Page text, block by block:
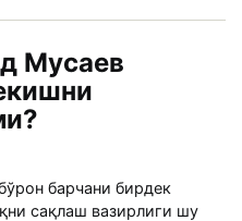
Мусаев
барчани бирдек
сақлаш вазирлиги шу